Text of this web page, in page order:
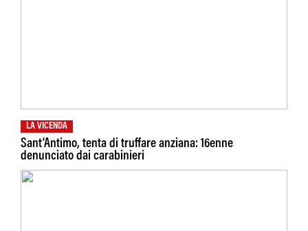
LA VICENDA
Sant'Antimo, tenta di truffare anziana: 16enne
denunciato dai carabinieri